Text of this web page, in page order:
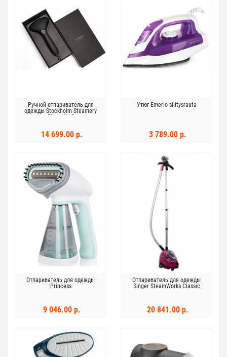
Ручной отпариватель для
одежды Stockholm Steamery
Cirrus No.2
14 699.00 р.
Утюг Emerio silitysrauta
3 789.00 р.
Отпариватель для одежды
Princess
9 046.00 р.
Отпариватель для одежды
Singer SteamWorks Classic
20 841.00 р.